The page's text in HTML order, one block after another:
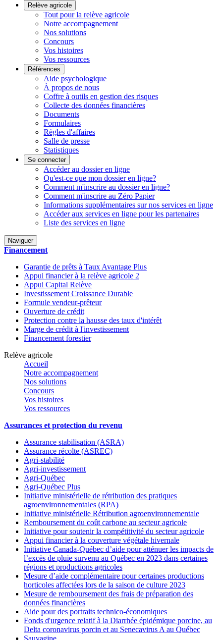
Relève agricole
Tout pour la relève agricole
Notre accompagnement
Nos solutions
Concours
Vos histoires
Vos ressources
Références
Aide psychologique
À propos de nous
Coffre à outils en gestion des risques
Collecte des données financières
Documents
Formulaires
Règles d'affaires
Salle de presse
Statistiques
Se connecter
Accéder au dossier en ligne
Qu'est-ce que mon dossier en ligne?
Comment m'inscrire au dossier en ligne?
Comment m'inscrire au Zéro Papier
Informations supplémentaires sur nos services en ligne
Accéder aux services en ligne pour les partenaires
Liste des services en ligne
Naviguer
Financement
Garantie de prêts à Taux Avantage Plus
Appui financier à la relève agricole 2
Appui Capital Relève
Investissement Croissance Durable
Formule vendeur-prêteur
Ouverture de crédit
Protection contre la hausse des taux d'intérêt
Marge de crédit à l'investissement
Financement forestier
Relève agricole
Accueil
Notre accompagnement
Nos solutions
Concours
Vos histoires
Vos ressources
Assurances et protection du revenu
Assurance stabilisation (ASRA)
Assurance récolte (ASREC)
Agri-stabilité
Agri-investissement
Agri-Québec
Agri-Québec Plus
Initiative ministérielle de rétribution des pratiques
agroenvironnementales (RPA)
Initiative ministérielle Rétribution agroenvironnementale
Remboursement du coût carbone au secteur agricole
Initiative pour soutenir la compétitivité du secteur agricole
Appui financier à la couverture végétale hivernale
Initiative Canada-Québec d’aide pour atténuer les impacts de
l’excès de pluie survenu au Québec en 2023 dans certaines
régions et productions agricoles
Mesure d’aide complémentaire pour certaines productions
horticoles affectées lors de la saison de culture 2023
Mesure de remboursement des frais de préparation des
données financières
Aide pour des portraits technico-économiques
Fonds d'urgence relatif à la Diarrhée épidémique porcine, au
Delta coronavirus porcin et au Senecavirus A au Québec
Sauvagine